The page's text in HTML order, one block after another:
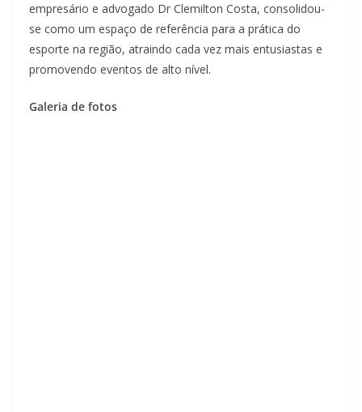
empresário e advogado Dr Clemilton Costa, consolidou-
se como um espaço de referência para a prática do
esporte na região, atraindo cada vez mais entusiastas e
promovendo eventos de alto nível.
Galeria de fotos